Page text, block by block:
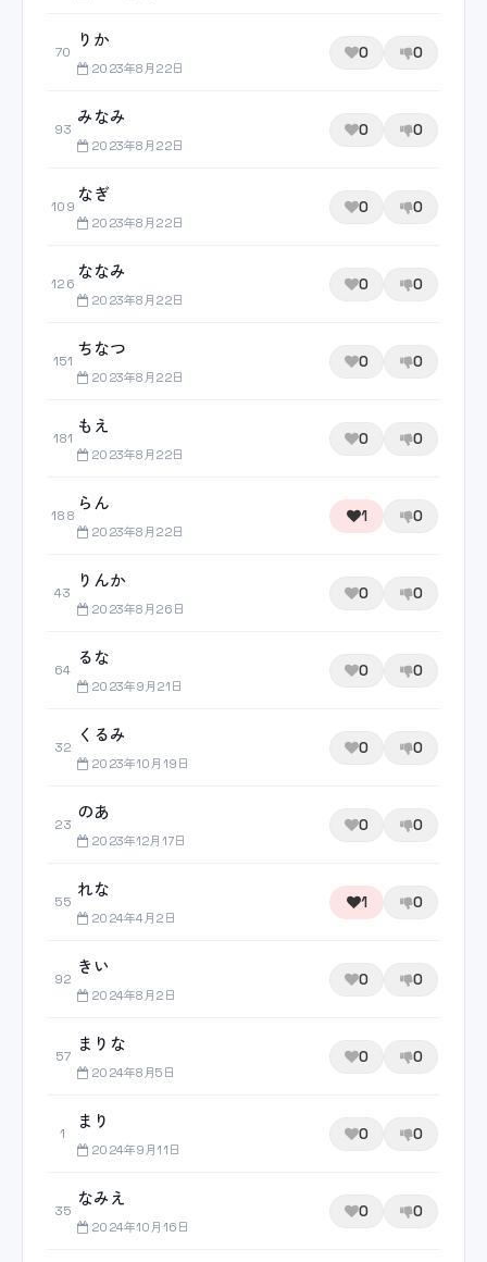
70
りか
2023年8月22日
0 0
93
みなみ
2023年8月22日
0 0
109
なぎ
2023年8月22日
0 0
126
ななみ
2023年8月22日
0 0
151
ちなつ
2023年8月22日
0 0
181
もえ
2023年8月22日
0 0
188
らん
2023年8月22日
1 0
43
りんか
2023年8月26日
0 0
64
るな
2023年9月21日
0 0
32
くるみ
2023年10月19日
0 0
23
のあ
2023年12月17日
0 0
55
れな
2024年4月2日
1 0
92
きい
2024年8月2日
0 0
57
まりな
2024年8月5日
0 0
1
まり
2024年9月11日
0 0
35
なみえ
2024年10月16日
0 0